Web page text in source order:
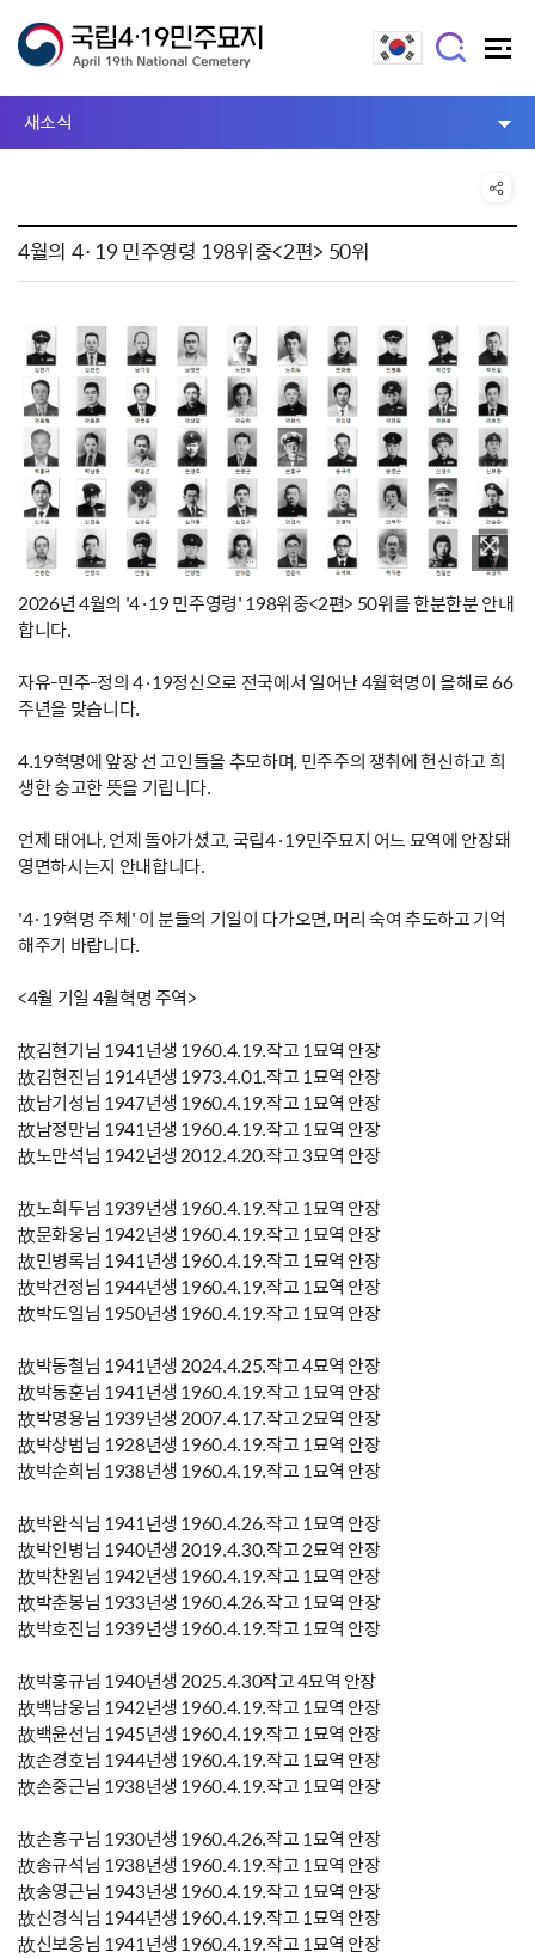
새소식
4월의 4·19 민주영령 198위중<2편> 50위
2026년 4월의 '4·19 민주영령' 198위중<2편> 50위를 한분한분 안내
합니다.
자유-민주-정의 4·19정신으로 전국에서 일어난 4월혁명이 올해로 66
주년을 맞습니다.
4.19혁명에 앞장 선 고인들을 추모하며, 민주주의 쟁취에 헌신하고 희
생한 숭고한 뜻을 기립니다.
언제 태어나, 언제 돌아가셨고, 국립4·19민주묘지 어느 묘역에 안장돼
영면하시는지 안내합니다.
'4·19혁명 주체' 이 분들의 기일이 다가오면, 머리 숙여 추도하고 기억
해주기 바랍니다.
<4월 기일 4월혁명 주역>
故김현기님 1941년생 1960.4.19.작고 1묘역 안장
故김현진님 1914년생 1973.4.01.작고 1묘역 안장
故남기성님 1947년생 1960.4.19.작고 1묘역 안장
故남정만님 1941년생 1960.4.19.작고 1묘역 안장
故노만석님 1942년생 2012.4.20.작고 3묘역 안장
故노희두님 1939년생 1960.4.19.작고 1묘역 안장
故문화웅님 1942년생 1960.4.19.작고 1묘역 안장
故민병록님 1941년생 1960.4.19.작고 1묘역 안장
故박건정님 1944년생 1960.4.19.작고 1묘역 안장
故박도일님 1950년생 1960.4.19.작고 1묘역 안장
故박동철님 1941년생 2024.4.25.작고 4묘역 안장
故박동훈님 1941년생 1960.4.19.작고 1묘역 안장
故박명용님 1939년생 2007.4.17.작고 2묘역 안장
故박상범님 1928년생 1960.4.19.작고 1묘역 안장
故박순희님 1938년생 1960.4.19.작고 1묘역 안장
故박완식님 1941년생 1960.4.26.작고 1묘역 안장
故박인병님 1940년생 2019.4.30.작고 2묘역 안장
故박찬원님 1942년생 1960.4.19.작고 1묘역 안장
故박춘봉님 1933년생 1960.4.26.작고 1묘역 안장
故박호진님 1939년생 1960.4.19.작고 1묘역 안장
故박홍규님 1940년생 2025.4.30작고 4묘역 안장
故백남웅님 1942년생 1960.4.19.작고 1묘역 안장
故백윤선님 1945년생 1960.4.19.작고 1묘역 안장
故손경호님 1944년생 1960.4.19.작고 1묘역 안장
故손중근님 1938년생 1960.4.19.작고 1묘역 안장
故손흥구님 1930년생 1960.4.26.작고 1묘역 안장
故송규석님 1938년생 1960.4.19.작고 1묘역 안장
故송영근님 1943년생 1960.4.19.작고 1묘역 안장
故신경식님 1944년생 1960.4.19.작고 1묘역 안장
故신보웅님 1941년생 1960.4.19.작고 1묘역 안장